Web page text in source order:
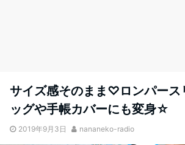
サイズ感そのまま♡ロンパース
ッグや手帳カバーにも変身☆
2019年9月3日 nananeko-radio